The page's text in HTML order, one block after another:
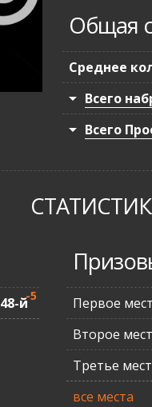
Общая
Среднее
Всего
Всего
48-й-5
Первое
Второе
Третье
все места